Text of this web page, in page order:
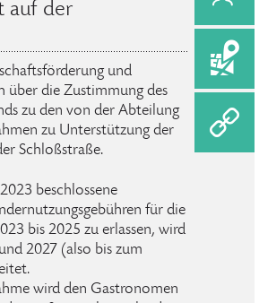
auf der
und
über die Zustimmung des
zu den von der Abteilung
zu Unterstützung der
Schloßstraße.
beschlossene
für die
bis 2025 zu erlassen, wird
2027 (also bis zum
wird den Gastronomen